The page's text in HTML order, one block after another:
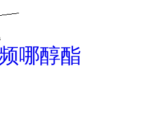
哪醇酯